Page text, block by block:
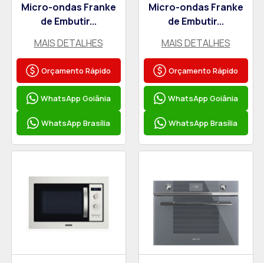
Micro-ondas Franke
de Embutir...
MAIS DETALHES
Orçamento Rápido
WhatsApp Goiânia
WhatsApp Brasília
Micro-ondas Franke
de Embutir...
MAIS DETALHES
Orçamento Rápido
WhatsApp Goiânia
WhatsApp Brasília